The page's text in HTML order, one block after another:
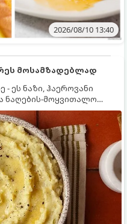
2026/08/10 13:40
მოსამზადებლად
ეს ნაზი, ჰაეროვანი
ნაღების-მოყვითალო
მარტივია, მაგრამ
რომლებიც უნდა
გემრიელი გამოვიდეს.